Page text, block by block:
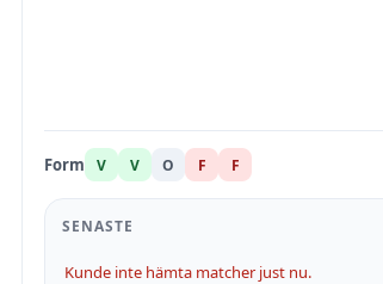
Form V V O F F
SENASTE
Kunde inte hämta matcher just nu.